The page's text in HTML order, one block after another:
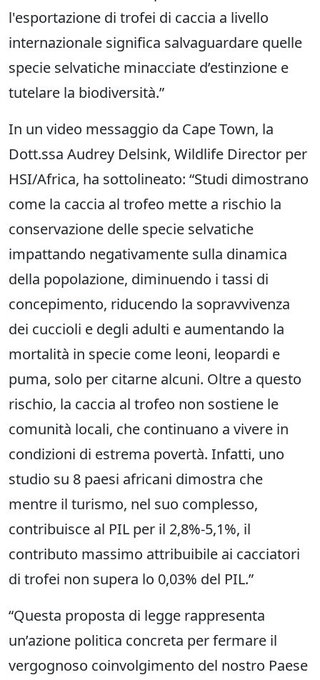
l'esportazione di trofei di caccia a livello
internazionale significa salvaguardare quelle
specie selvatiche minacciate d’estinzione e
tutelare la biodiversità.”
In un video messaggio da Cape Town, la
Dott.ssa Audrey Delsink, Wildlife Director per
HSI/Africa, ha sottolineato: “Studi dimostrano
come la caccia al trofeo mette a rischio la
conservazione delle specie selvatiche
impattando negativamente sulla dinamica
della popolazione, diminuendo i tassi di
concepimento, riducendo la sopravvivenza
dei cuccioli e degli adulti e aumentando la
mortalità in specie come leoni, leopardi e
puma, solo per citarne alcuni. Oltre a questo
rischio, la caccia al trofeo non sostiene le
comunità locali, che continuano a vivere in
condizioni di estrema povertà. Infatti, uno
studio su 8 paesi africani dimostra che
mentre il turismo, nel suo complesso,
contribuisce al PIL per il 2,8%-5,1%, il
contributo massimo attribuibile ai cacciatori
di trofei non supera lo 0,03% del PIL.”
“Questa proposta di legge rappresenta
un’azione politica concreta per fermare il
vergognoso coinvolgimento del nostro Paese